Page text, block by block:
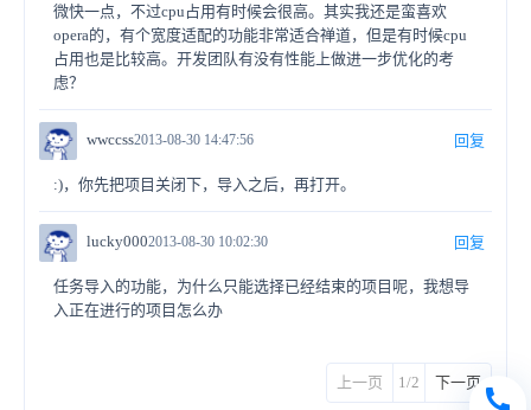
微快一点，不过cpu占用有时候会很高。其实我还是蛮喜欢
opera的，有个宽度适配的功能非常适合禅道，但是有时候cpu
占用也是比较高。开发团队有没有性能上做进一步优化的考
虑？
wwccss2013-08-30 14:47:56 回复
:)，你先把项目关闭下，导入之后，再打开。
lucky0002013-08-30 10:02:30 回复
任务导入的功能，为什么只能选择已经结束的项目呢，我想导
入正在进行的项目怎么办
上一页 1/2 下一页